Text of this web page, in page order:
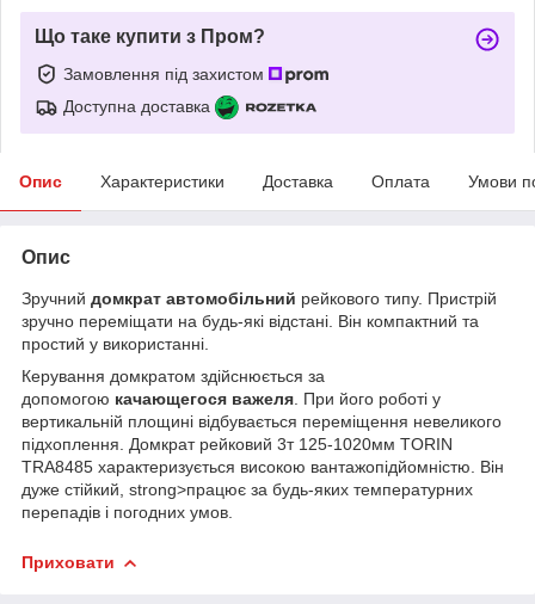
Що таке купити з Пром?
Замовлення під захистом
Доступна доставка
Опис Характеристики Доставка Оплата Умови
Опис
Зручний домкрат автомобільний рейкового типу. Пристрій
зручно переміщати на будь-які відстані. Він компактний та
простий у використанні.
Керування домкратом здійснюється за
допомогою качающегося важеля . При його роботі у
вертикальній площині відбувається переміщення невеликого
підхоплення. Домкрат рейковий 3т 125-1020мм TORIN
TRA8485 характеризується високою вантажопідйомністю. Він
дуже стійкий, strong>працює за будь-яких температурних
перепадів і погодних умов.
Приховати